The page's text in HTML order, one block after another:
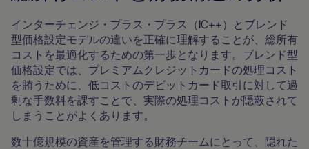
インターチェンジ・プラス・プラス（IC++）とブレンド
型価格設定モデルの違いを正確に理解することが、総所有
コストを最適化するための第一歩となります。ブレンド型
価格設定では、プレミアムクレジットカードの処理コスト
を賄うために、低コストのデビットカード取引に対して過
剰な手数料を課すことで、実際の処理コストが隠蔽されて
しまうことがよくあります。
数十億規模の資産を管理する財務チームにとって、隠れた